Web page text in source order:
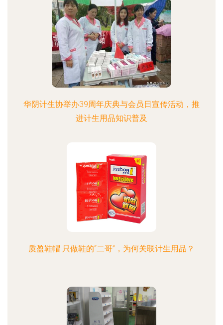
华阴计生协举办39周年庆典与会员日宣传活动，推
进计生用品知识普及
质盈鞋帽 只做鞋的“二哥”，为何关联计生用品？